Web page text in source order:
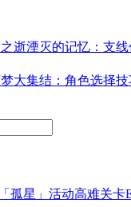
之逝湮灭的记忆：支线
梦大集结：角色选择
孤星」活动高难关